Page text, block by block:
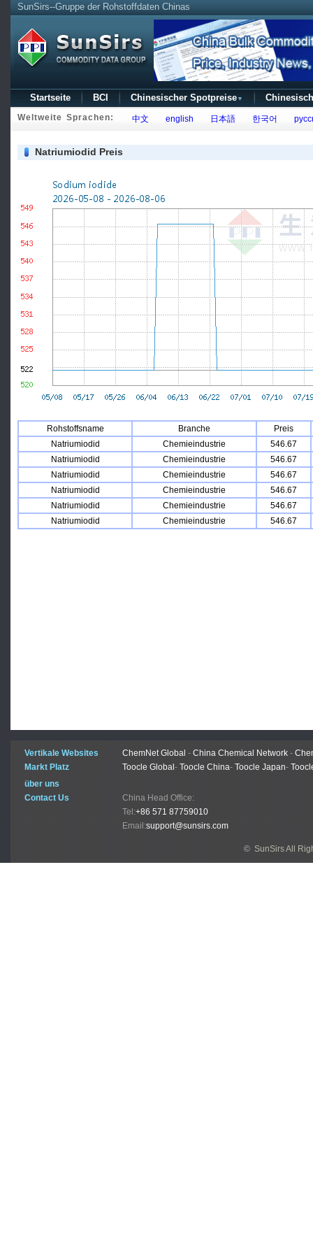
SunSirs--Gruppe der Rohstoffdaten Chinas
Startseite BCI Chinesischer Spotpreise ▼
Weltweite Sprachen: 中文 english 日本語 한국어
Natriumiodid Preis
Rohstoffsname Branche
Preis
Natriumiodid
Chemieindustrie
546.67
Natriumiodid
Chemieindustrie
546.67
Natriumiodid
Chemieindustrie
546.67
Natriumiodid
Chemieindustrie
546.67
Natriumiodid
Chemieindustrie
546.67
Natriumiodid
Chemieindustrie 546.67
Vertikale Websites ChemNet Global - China Chemical Network -
Markt Platz
Toocle Global - Toocle China- Toocle Japan-
über uns
Contact Us
China Head Office:
Tel:+86 571 87759010
Email:support@sunsirs.com
© SunSirs All